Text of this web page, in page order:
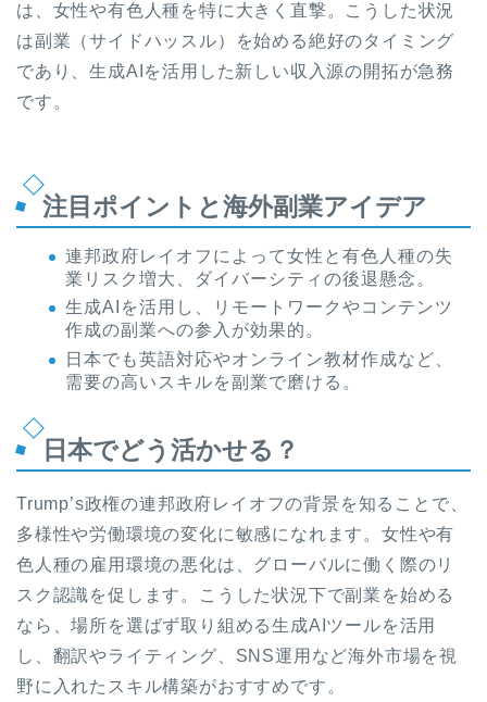
は、女性や有色人種を特に大きく直撃。こうした状況
は副業（サイドハッスル）を始める絶好のタイミング
であり、生成AIを活用した新しい収入源の開拓が急務
です。
注目ポイントと海外副業アイデア
連邦政府レイオフによって女性と有色人種の失
業リスク増大、ダイバーシティの後退懸念。
生成AIを活用し、リモートワークやコンテンツ
作成の副業への参入が効果的。
日本でも英語対応やオンライン教材作成など、
需要の高いスキルを副業で磨ける。
日本でどう活かせる？
Trump’s政権の連邦政府レイオフの背景を知ることで、
多様性や労働環境の変化に敏感になれます。女性や有
色人種の雇用環境の悪化は、グローバルに働く際のリ
スク認識を促します。こうした状況下で副業を始める
なら、場所を選ばず取り組める生成AIツールを活用
し、翻訳やライティング、SNS運用など海外市場を視
野に入れたスキル構築がおすすめです。